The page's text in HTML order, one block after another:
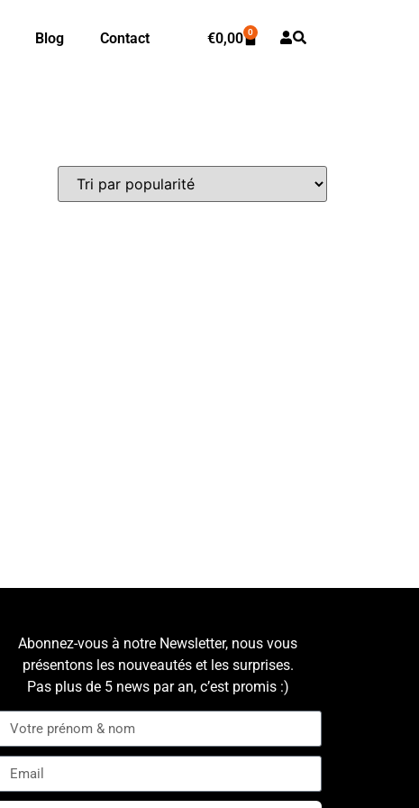
Blog Contact €0,00 0
Abonnez-vous à notre Newsletter, nous vous
présentons les nouveautés et les surprises.
Pas plus de 5 news par an, c’est promis :)